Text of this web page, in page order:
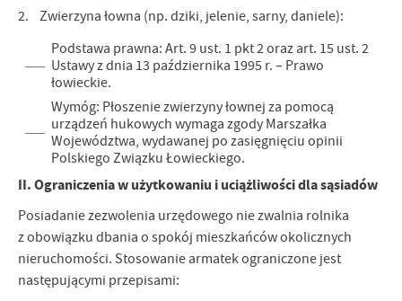
2. Zwierzyna łowna (np. dziki, jelenie, sarny, daniele):
Podstawa prawna: Art. 9 ust. 1 pkt 2 oraz art. 15 ust. 2
Ustawy z dnia 13 października 1995 r. – Prawo
łowieckie.
Wymóg: Płoszenie zwierzyny łownej za pomocą
urządzeń hukowych wymaga zgody Marszałka
Województwa, wydawanej po zasięgnięciu opinii
Polskiego Związku Łowieckiego.
II. Ograniczenia w użytkowaniu i uciążliwości dla sąsiadów
Posiadanie zezwolenia urzędowego nie zwalnia rolnika
z obowiązku dbania o spokój mieszkańców okolicznych
nieruchomości. Stosowanie armatek ograniczone jest
następującymi przepisami: